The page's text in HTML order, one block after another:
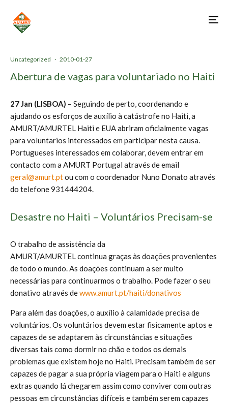
Uncategorized · 2010-01-27
Abertura de vagas para voluntariado no Haiti
27 Jan (LISBOA) – Seguindo de perto, coordenando e
ajudando os esforços de auxílio à catástrofe no Haiti, a
AMURT/AMURTEL Haiti e EUA abriram oficialmente vagas
para voluntarios interessados em participar nesta causa.
Portugueses interessados em colaborar, devem entrar em
contacto com a AMURT Portugal através de email
geral@amurt.ptou com o coordenador Nuno Donato através
do telefone 931444204.
Desastre no Haiti – Voluntários Precisam-se
O trabalho de assistência da
AMURT/AMURTEL continua graças às doações provenientes
de todo o mundo. As doações continuam a ser muito
necessárias para continuarmos o trabalho. Pode fazer o seu
donativo através dewww.amurt.pt/haiti/donativos
Para além das doações, o auxílio à calamidade precisa de
voluntários. Os voluntários devem estar fisicamente aptos e
capazes de se adaptarem às circunstâncias e situações
diversas tais como dormir no chão e todos os demais
problemas que existem hoje no Haiti. Precisam também de ser
capazes de pagar a sua própria viagem para o Haiti e alguns
extras quando lá chegarem assim como conviver com outras
pessoas em circunstâncias difíceis e também serem capazes